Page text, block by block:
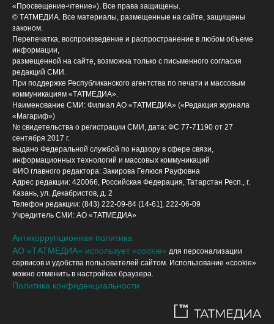
«Просвещение-чтение»). Все права защищены.
© ТАТМЕДИА. Все материалы, размещенные на сайте, защищены
законом.
Перепечатка, воспроизведение и распространение в любом объеме
информации,
размещенной на сайте, возможна только с письменного согласия
редакций СМИ.
При поддержке Республиканского агентства по печати и массовым
коммуникациям «ТАТМЕДИА».
Наименование СМИ: Филиал АО «ТАТМЕДИА» («Редакция журнала
«Магариф»)
№ свидетельства о регистрации СМИ, дата: ФС 77-71190 от 27
сентября 2017 г.
выдано Федеральной службой по надзору в сфере связи,
информационных технологий и массовых коммуникаций
ФИО главного редактора: Закирова Гелюся Рауфовна
Адрес редакции: 420066, Российская Федерация, Татарстан Респ., г.
Казань, ул. Декабристов, д. 2
Телефон редакции: (843) 222-09-84 (14-61], 222-06-09
Учредитель СМИ: АО «ТАТМЕДИА»
Антикоррупционная политика
АО «ТАТМЕДИА» использует «cookie» для персонализации
сервисов и удобства пользователей сайтом. Использование «cookie»
можно отменить в настройках браузера.
Политика конфиденциальности